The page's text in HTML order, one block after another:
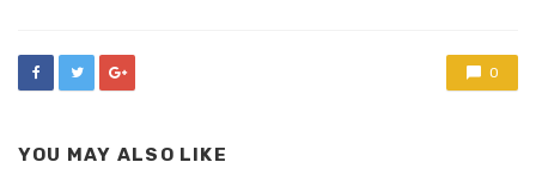
0
YOU MAY ALSO LIKE